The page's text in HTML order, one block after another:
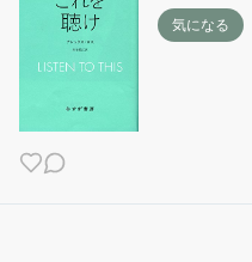
気になる